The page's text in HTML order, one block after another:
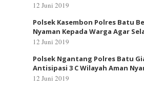
12 Juni 2019
Polsek Kasembon Polres Batu
Nyaman Kepada Warga Agar
12 Juni 2019
Polsek Ngantang Polres Batu
Antisipasi 3 C Wilayah Aman
12 Juni 2019